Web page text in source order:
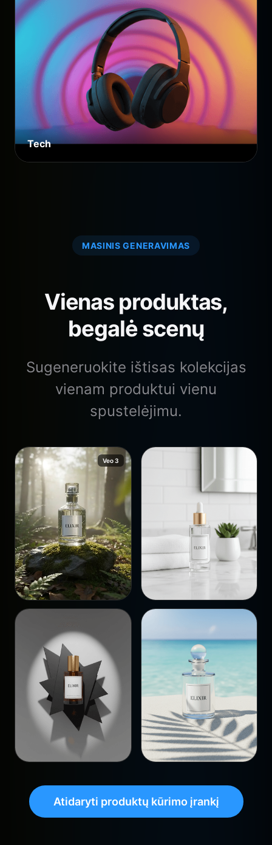
Tech
MASINIS GENERAVIMAS
Vienas produktas,
begalė scenų
Sugeneruokite ištisas kolekcijas
vienam produktui vienu
spustelėjimu.
Veo 3
Atidaryti produktų kūrimo įrankį